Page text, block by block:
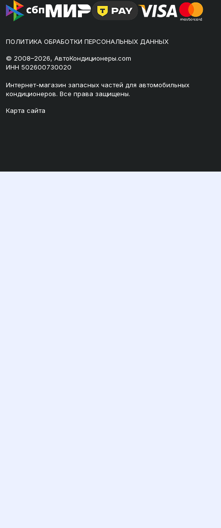
ПОЛИТИКА ОБРАБОТКИ ПЕРСОНАЛЬНЫХ ДАННЫХ
© 2008–2026, АвтоКондиционеры.com
ИНН 502600730020
Интернет-магазин запасных частей для автомобильных
кондиционеров. Все права защищены.
Карта сайта